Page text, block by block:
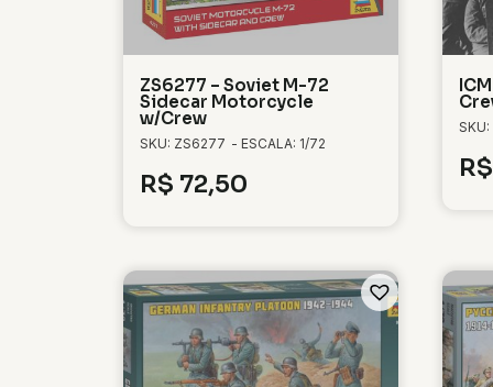
ZS6277 – Soviet M-72
Sidecar Motorcycle
w/Crew
SKU: ZS6277 - ESCALA: 1/72
R$ 72,50
R$